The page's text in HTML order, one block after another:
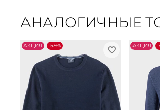
АНАЛОГИЧНЫЕ
АKЦИЯ -59% АKЦИЯ -